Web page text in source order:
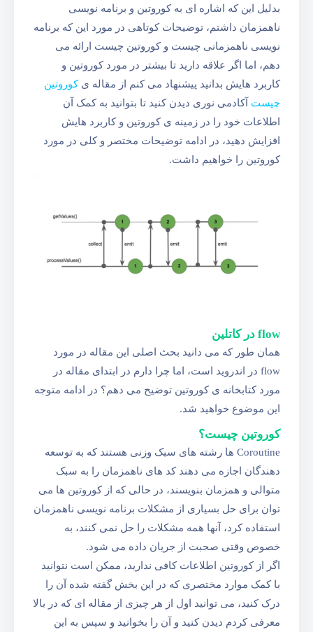
بدلیل این که اشاره ای به کوروتین و برنامه نویسی
ناهمزمان داشتم، توضیحات کوتاهی در مورد این که برنامه
نویسی ناهمزمانی چیست و کوروتین چیست ارائه می
دهم، اما اگر علاقه دارید تا بیشتر در مورد کوروتین و
کاربرد هایش بدانید پیشنهاد می کنم از مقاله یکوروتین
چیست آکادمی نوری دیدن کنید تا بتوانید به کمک آن
اطلاعات خود را در زمینه ی کوروتین و کاربرد هایش
افزایش دهید، در ادامه توضیحات مختصر و کلی در مورد
کوروتین را خواهیم داشت.
flow در کاتلین
همان طور که می دانید بحث اصلی این مقاله در مورد
flow در اندروید است، اما چرا دارم در ابتدای مقاله در
مورد کتابخانه ی کوروتین توضیح می دهم؟ در ادامه متوجه
این موضوع خواهید شد.
کوروتین چیست؟
Coroutine ها رشته های سبک وزنی هستند که به توسعه
دهندگان اجازه می دهند کد های ناهمزمان را به سبک
متوالی و همزمان بنویسند، در حالی که از کوروتین ها می
توان برای حل بسیاری از مشکلات برنامه نویسی ناهمزمان
استفاده کرد، آنها همه مشکلات را حل نمی کنند، به
خصوص وقتی صحبت از جریان داده می شود.
اگر از کوروتین اطلاعات کافی ندارید، ممکن است نتوانید
با کمک موارد مختصری که در این بخش گفته شده آن را
درک کنید، می توانید اول از هر چیزی از مقاله ای که در بالا
معرفی کردم دیدن کنید و آن را بخوانید و سپس به این